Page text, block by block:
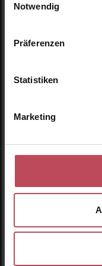
Notwendig
Präferenzen
Statistiken
Marketing
Produkt